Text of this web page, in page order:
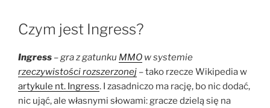
Czym jest Ingress?
Ingress – gra z gatunku MMO w systemie
rzeczywistości rozszerzonej – tako rzecze Wikipedia w
artykule nt. Ingress. I zasadniczo ma rację, bo nic dodać,
nic ująć, ale własnymi słowami: gracze dzielą się na